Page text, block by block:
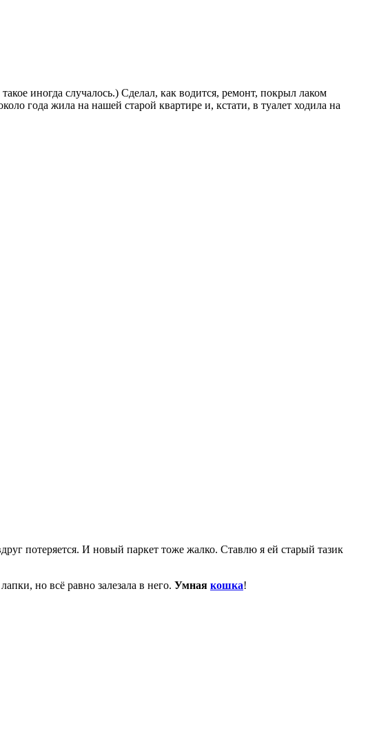
иногда случалось.) Сделал, как водится, ремонт, покрыл лаком
года жила на нашей старой квартире и, кстати, в туалет ходила на
потеряется. И новый паркет тоже жалко. Ставлю я ей старый тазик
но всё равно залезала в него. Умная кошка!